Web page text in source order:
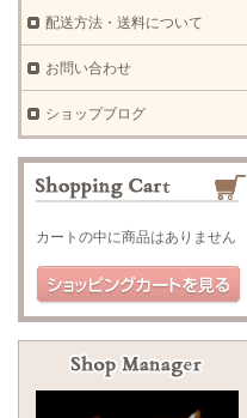
配送方法・送料について
お問い合わせ
ショップブログ
カートの中に商品はありません